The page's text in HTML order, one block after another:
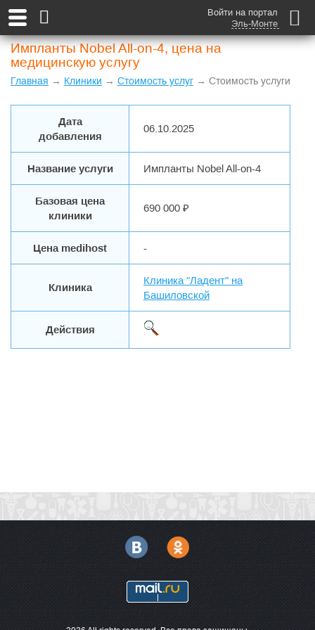
Войти на портал
Эль-Монте
Импланты Nobel All-on-4, цена на
медицинскую услугу
Главная → Клиники → Стоимость услуг → Стоимость услуги
Дата
добавления
06.10.2025
Название услуги Импланты Nobel All-on-4
Базовая цена
клиники
690 000 ₽
Цена medihost -
Клиника
Клиника "Ладент" на
Башиловской
Действия